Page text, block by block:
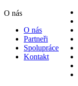
O nás
O nás
Partneři
Spolupráce
Kontakt